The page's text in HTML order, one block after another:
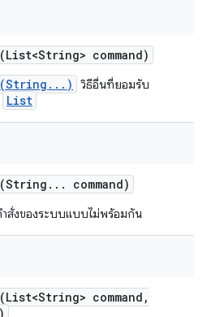
(List<String> command)
วิธีอื่นที่ยอมรับ
List
(String . . . command)
ำสั่งของระบบแบบไม่พร้อมกัน
(List<String> command ,